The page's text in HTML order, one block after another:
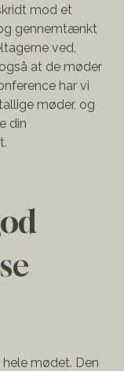
mod et
gennemtænkt
ved,
at de møder
har vi
møder, og
din
mødet. Den